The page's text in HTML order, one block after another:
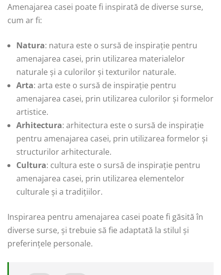
Amenajarea casei poate fi inspirată de diverse surse,
cum ar fi:
Natura: natura este o sursă de inspirație pentru
amenajarea casei, prin utilizarea materialelor
naturale și a culorilor și texturilor naturale.
Arta: arta este o sursă de inspirație pentru
amenajarea casei, prin utilizarea culorilor și formelor
artistice.
Arhitectura: arhitectura este o sursă de inspirație
pentru amenajarea casei, prin utilizarea formelor și
structurilor arhitecturale.
Cultura: cultura este o sursă de inspirație pentru
amenajarea casei, prin utilizarea elementelor
culturale și a tradițiilor.
Inspirarea pentru amenajarea casei poate fi găsită în
diverse surse, și trebuie să fie adaptată la stilul și
preferințele personale.